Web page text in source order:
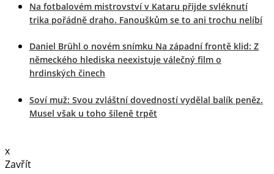
Na fotbalovém mistrovství v Kataru přijde svléknutí
trika pořádně draho. Fanouškům se to ani trochu nelíbí
Daniel Brühl o novém snímku Na západní frontě klid: Z
německého hlediska neexistuje válečný film o
hrdinských činech
Soví muž: Svou zvláštní dovedností vydělal balík peněz.
Musel však u toho šíleně trpět
x
Zavřít